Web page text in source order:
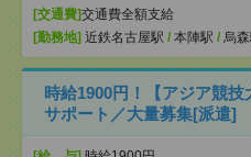
[交通費]交通費全額支給
[勤務地] 近鉄名古屋駅 / 本陣駅 / 烏
時給1900円！【アジア競
サポート／大量募集[派遣]